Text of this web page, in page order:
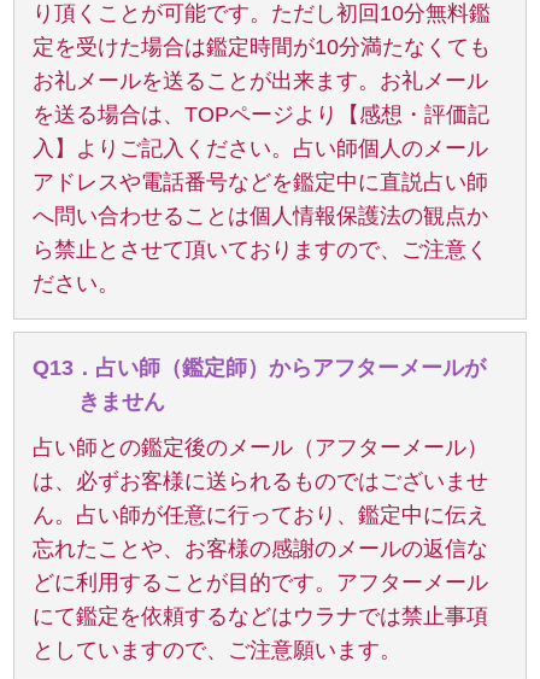
り頂くことが可能です。ただし初回10分無料鑑
定を受けた場合は鑑定時間が10分満たなくても
お礼メールを送ることが出来ます。お礼メール
を送る場合は、TOPページより【感想・評価記
入】よりご記入ください。占い師個人のメール
アドレスや電話番号などを鑑定中に直説占い師
へ問い合わせることは個人情報保護法の観点か
ら禁止とさせて頂いておりますので、ご注意く
ださい。
Q13．占い師（鑑定師）からアフターメールが
きません
占い師との鑑定後のメール（アフターメール）
は、必ずお客様に送られるものではございませ
ん。占い師が任意に行っており、鑑定中に伝え
忘れたことや、お客様の感謝のメールの返信な
どに利用することが目的です。アフターメール
にて鑑定を依頼するなどはウラナでは禁止事項
としていますので、ご注意願います。